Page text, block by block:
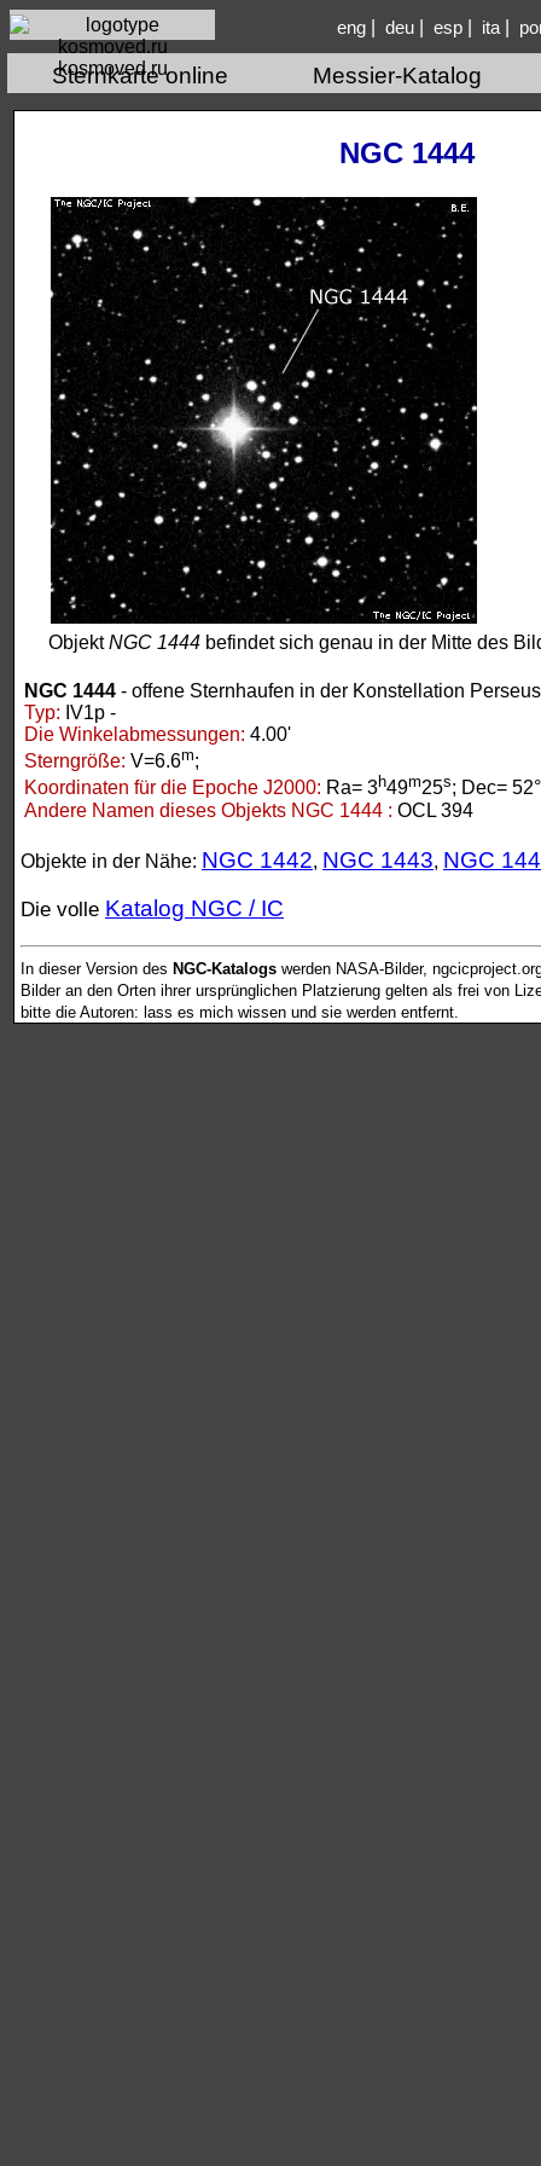
kosmoved.ru
eng| deu| esp| ita|
Sternkarte online Messier-Katalog
NGC 1444
ObjektNGC 1444befindet sich genau in der Mitte des
NGC 1444 - offene Sternhaufen in der Konstellation Perseus
Typ: IV1p -
Die Winkelabmessungen: 4.00'
Sterngröße: V=6.6m;
Koordinaten für die Epoche J2000: Ra= 3h49m25s; Dec=
Andere Namen dieses Objekts NGC 1444 : OCL 394
Objekte in der Nähe: NGC 1442, NGC 1443, NGC
Die volle Katalog NGC / IC
In dieser Version des NGC-Katalogs werden NASA-Bilder,
Bilder an den Orten ihrer ursprünglichen Platzierung gelten als frei von
bitte die Autoren: lass es mich wissen und sie werden entfernt.